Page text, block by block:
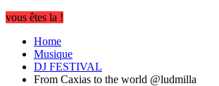
vous êtes la !
Home
Musique
DJ FESTIVAL
From Caxias to the world @ludmilla